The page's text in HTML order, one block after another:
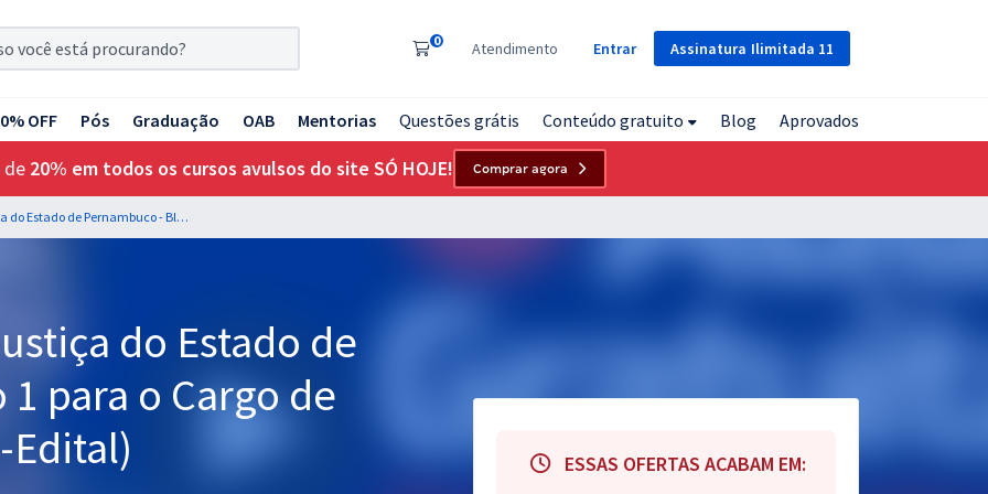
Assinatura Ilimitada 11
0 Atendimento Entrar
OFF Pós Graduação OAB Mentorias Questões grátis Conteúdo gratuito Blog Aprovados
de 20% em todos os cursos avulsos do site SÓ HOJE! Comprar agora
TJ PE - Tribunal de Justiça do Estado de Pernambuco - Bloco 1 para o Cargo de Juiz Substituto (Pós-Edital)
do Estado de
para o Cargo de
ESSAS OFERTAS ACABAM EM: